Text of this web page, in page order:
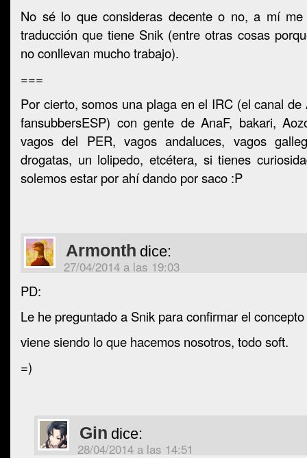
No sé lo que consideras decente o no, a mí
traducción que tiene Snik (entre otras cosas
no conllevan mucho trabajo).
===
Por cierto, somos una plaga en el IRC (el canal
fansubbersESP) con gente de AnaF, bakari,
vagos del PER, vagos andaluces, vagos
drogatas, un lolipedo, etcétera, si tienes
solemos estar por ahí dando por saco :P
Armonth dice:
27/04/2014 a las 19:03
PD:
Le he preguntado a Snik para confirmar el concepto
viene siendo lo que hacemos nosotros, todo soft.
=)
Gin dice:
28/04/2014 a las 14:51